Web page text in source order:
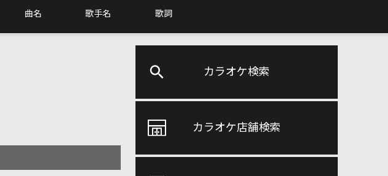
曲名 歌手名 歌詞
カラオケ検索
カラオケ店舗検索